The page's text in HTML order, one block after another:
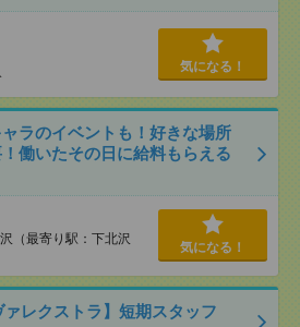
気になる！
ラのイベントも！好きな場所
働いたその日に給料もらえる
（最寄り駅：下北沢
気になる！
ァレクストラ】短期スタッフ